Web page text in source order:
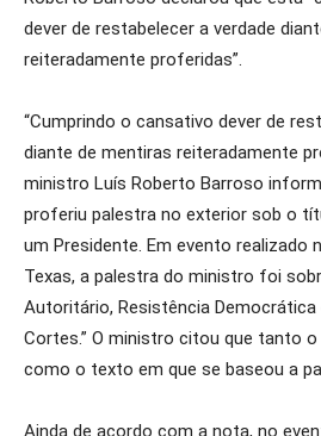
dever de restabelecer a verdade
reiteradamente proferidas”.
“Cumprindo o cansativo dever de
diante de mentiras reiteradamente
ministro Luís Roberto Barroso
proferiu palestra no exterior sob o
um Presidente. Em evento realizado
Texas, a palestra do ministro foi
Autoritário, Resistência Democrática
Cortes.” O ministro citou que tanto
como o texto em que se baseou a
Ainda de acordo com a nota, no